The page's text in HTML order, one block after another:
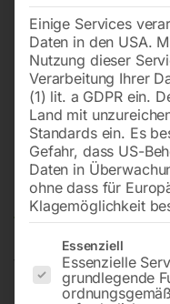
für Diamatic A-45/
Einige Services
Daten in den USA.
Nutzung dieser
Verarbeitung Ihrer
(1) lit. a GDPR ein.
Land mit
Standards ein. Es
Gefahr, dass US-
Daten in
ohne dass für
Klagemöglichkeit
Es folgt eine Liste der
Essenziell
Essenzielle
grundlegende